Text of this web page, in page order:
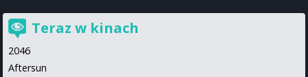
Teraz w kinach
2046
Aftersun